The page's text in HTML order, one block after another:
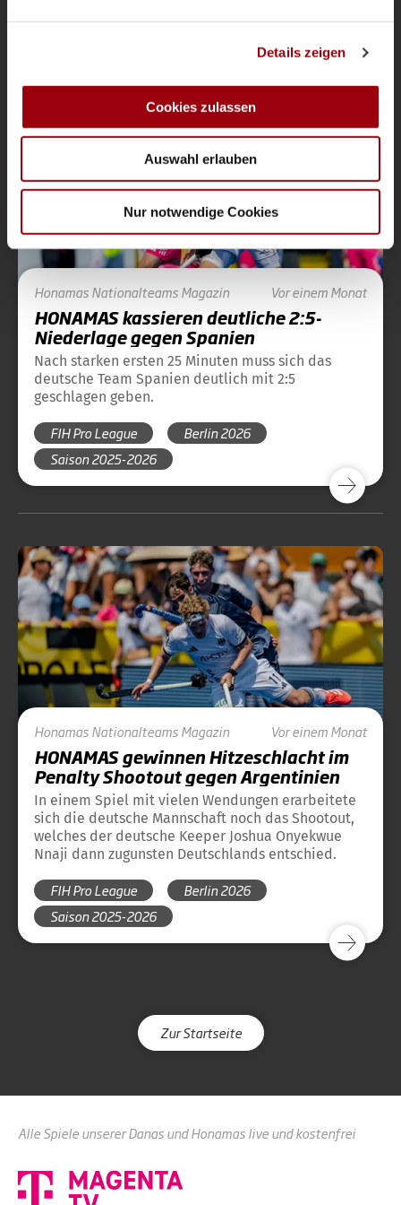
personalisieren, Funktionen für soziale Medien anbieten
soziale Medien, Werbung und Analysen weiter. Unsere
Partner führen diese Informationen möglicherweise mit
weiteren Daten zusammen, die Sie ihnen bereitgestellt
haben oder die sie im Rahmen Ihrer Nutzung der Dienste
Details zeigen
Cookies zulassen
Auswahl erlauben
Nur notwendige Cookies
Saison 2025-2026
HonamasNationalteamsMagazin Vor einem Monat
HONAMAS kassieren deutliche 2:5-
Niederlage gegen Spanien
Nach starken ersten 25 Minuten muss sich das
deutsche Team Spanien deutlich mit 2:5
geschlagen geben.
FIH Pro League
Berlin 2026
Saison 2025-2026
HonamasNationalteamsMagazin Vor einem Monat
HONAMAS gewinnen Hitzeschlacht im
Penalty Shootout gegen Argentinien
In einem Spiel mit vielen Wendungen erarbeitete
sich die deutsche Mannschaft noch das Shootout,
welches der deutsche Keeper Joshua Onyekwue
Nnaji dann zugunsten Deutschlands entschied.
FIH Pro League
Berlin 2026
Saison 2025-2026
Zur Startseite
Alle Spiele unserer Danas und Honamas live und kostenfrei